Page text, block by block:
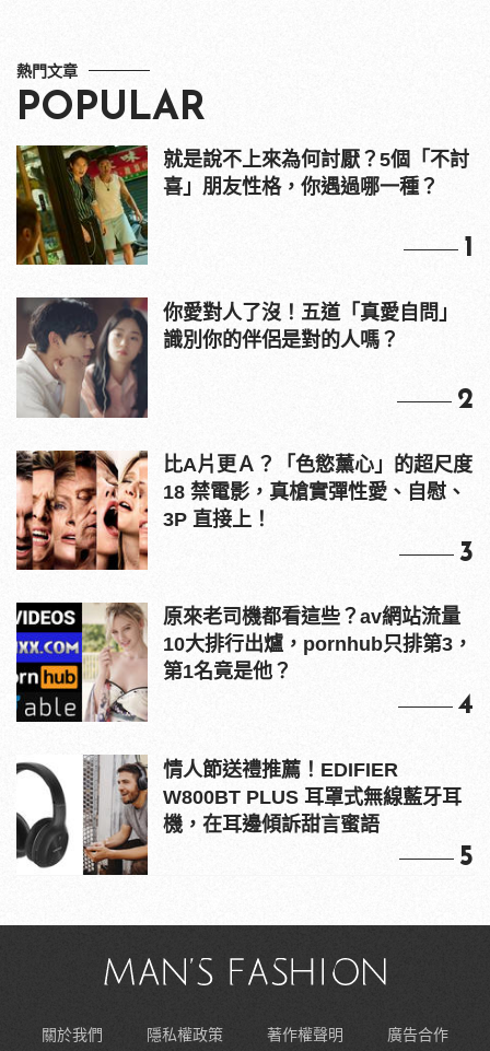
熱門文章
POPULAR
就是說不上來為何討厭？5個「不討
喜」朋友性格，你遇過哪一種？
1
你愛對人了沒！五道「真愛自問」
識別你的伴侶是對的人嗎？
2
比A片更Ａ？「色慾薰心」的超尺度
18 禁電影，真槍實彈性愛、自慰、
3P 直接上！
3
原來老司機都看這些？av網站流量
10大排行出爐，pornhub只排第3，
第1名竟是他？
4
情人節送禮推薦！EDIFIER
W800BT PLUS 耳罩式無線藍牙耳
機，在耳邊傾訴甜言蜜語
5
關於我們 隱私權政策 著作權聲明 廣告合作